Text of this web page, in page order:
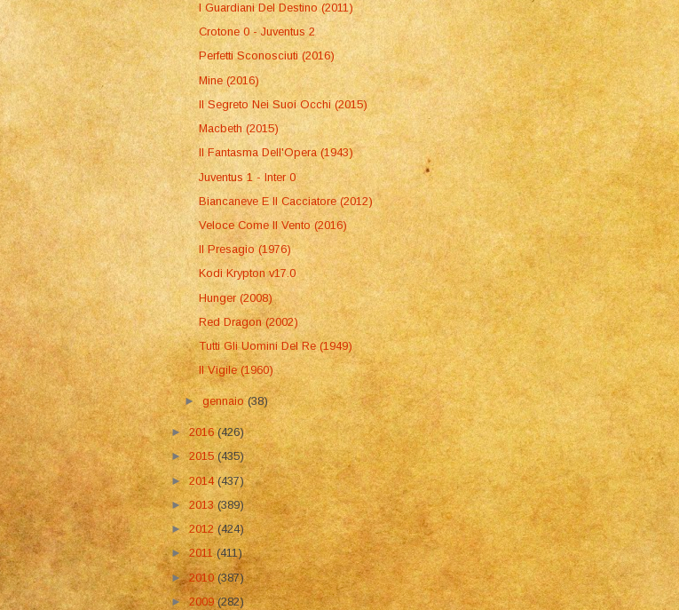
I Guardiani Del Destino (2011)
Crotone 0 - Juventus 2
Perfetti Sconosciuti (2016)
Mine (2016)
Il Segreto Nei Suoi Occhi (2015)
Macbeth (2015)
Il Fantasma Dell'Opera (1943)
Juventus 1 - Inter 0
Biancaneve E Il Cacciatore (2012)
Veloce Come Il Vento (2016)
Il Presagio (1976)
Kodi Krypton v17.0
Hunger (2008)
Red Dragon (2002)
Tutti Gli Uomini Del Re (1949)
Il Vigile (1960)
►gennaio(38)
►2016(426)
►2015(435)
► 2014(437)
►2013 (389)
►2012 (424)
►2011(411)
►2010(387)
►2009(282)